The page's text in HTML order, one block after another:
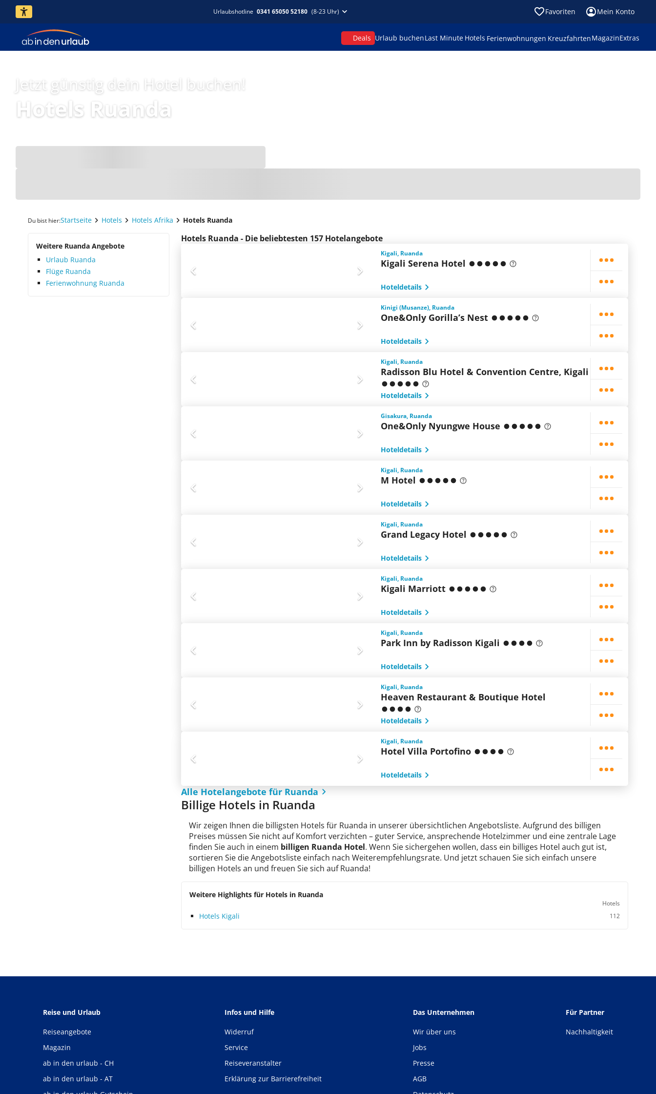
Urlaubshotline 0341 65050 52180 (8-23 Uhr) Favoriten Mein Konto
Deals Urlaub buchenLast Minute Hotels Ferienwohnungen KreuzfahrtenMagazinExtras
Jetzt günstig dein Hotel buchen!
Hotels Ruanda
Du bist hier:Startseite Hotels Hotels Afrika Hotels Ruanda
Weitere Ruanda Angebote
Urlaub Ruanda
Flüge Ruanda
Ferienwohnung Ruanda
Hotels Ruanda - Die beliebtesten 157 Hotelangebote
Kigali, Ruanda
Kigali Serena Hotel
Hoteldetails
Kinigi (Musanze), Ruanda
One&Only Gorilla’s Nest
Hoteldetails
Kigali, Ruanda
Radisson Blu Hotel & Convention Centre, Kigali
Hoteldetails
Gisakura, Ruanda
One&Only Nyungwe House
Hoteldetails
Kigali, Ruanda
M Hotel
Hoteldetails
Kigali, Ruanda
Grand Legacy Hotel
Hoteldetails
Kigali, Ruanda
Kigali Marriott
Hoteldetails
Kigali, Ruanda
Park Inn by Radisson Kigali
Hoteldetails
Kigali, Ruanda
Heaven Restaurant & Boutique Hotel
Hoteldetails
Kigali, Ruanda
Hotel Villa Portofino
Hoteldetails
Alle Hotelangebote für Ruanda
Billige Hotels in Ruanda
Wir zeigen Ihnen die billigsten Hotels für Ruanda in unserer übersichtlichen Angebotsliste. Aufgrund des billigen
Preises müssen Sie nicht auf Komfort verzichten – guter Service, ansprechende Hotelzimmer und eine zentrale Lage
finden Sie auch in einem billigen Ruanda Hotel. Wenn Sie sichergehen wollen, dass ein billiges Hotel auch gut ist,
sortieren Sie die Angebotsliste einfach nach Weiterempfehlungsrate. Und jetzt schauen Sie sich einfach unsere
billigen Hotels an und freuen Sie sich auf Ruanda!
Weitere Highlights für Hotels in Ruanda
Hotels
Hotels Kigali 112
Reise und Urlaub
Reiseangebote
Magazin
ab in den urlaub - CH
ab in den urlaub - AT
Infos und Hilfe
Widerruf
Service
Reiseveranstalter
Erklärung zur Barrierefreiheit
Das Unternehmen
Wir über uns
Jobs
Presse
AGB
Für Partner
Nachhaltigkeit